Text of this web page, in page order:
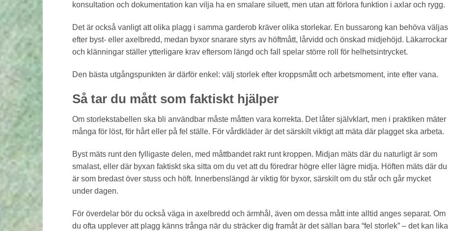
konsultation och dokumentation kan vilja ha en smalare siluett, men utan att förlora funktion i axlar och rygg.
Det är också vanligt att olika plagg i samma garderob kräver olika storlekar. En bussarong kan behöva väljas
efter byst- eller axelbredd, medan byxor snarare styrs av höftmått, lårvidd och önskad midjehöjd. Läkarrockar
och klänningar ställer ytterligare krav eftersom längd och fall spelar större roll för helhetsintrycket.
Den bästa utgångspunkten är därför enkel: välj storlek efter kroppsmått och arbetsmoment, inte efter vana.
Så tar du mått som faktiskt hjälper
Om storlekstabellen ska bli användbar måste måtten vara korrekta. Det låter självklart, men i praktiken mäter
många för löst, för hårt eller på fel ställe. För vårdkläder är det särskilt viktigt att mäta där plagget ska arbeta.
Byst mäts runt den fylligaste delen, med måttbandet rakt runt kroppen. Midjan mäts där du naturligt är som
smalast, eller där byxan faktiskt ska sitta om du vet att du föredrar högre eller lägre midja. Höften mäts där du
är som bredast över stuss och höft. Innerbenslängd är viktig för byxor, särskilt om du står och går mycket
under dagen.
För överdelar bör du också väga in axelbredd och ärmhål, även om dessa mått inte alltid anges separat. Om
du ofta upplever att plagg känns trånga när du sträcker dig framåt är det sällan bara “fel storlek” – det kan lika